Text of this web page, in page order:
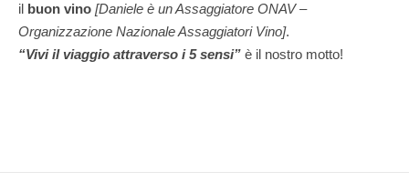
il buon vino [Daniele è un Assaggiatore ONAV –
Organizzazione Nazionale Assaggiatori Vino].
“Vivi il viaggio attraverso i 5 sensi” è il nostro motto!